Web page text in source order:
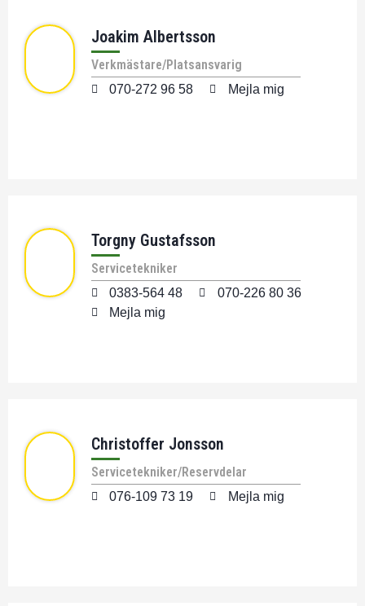
Joakim Albertsson
Verkmästare/Platsansvarig
070-272 96 58 Mejla mig
Torgny Gustafsson
Servicetekniker
0383-564 48
070-226 80 36
Mejla mig
Christoffer Jonsson
Servicetekniker/Reservdelar
076-109 73 19 Mejla mig